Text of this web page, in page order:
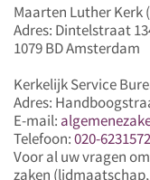
Maarten Luther Kerk
Adres: Dintelstraat
1079 BD Amsterdam
Kerkelijk Service
Adres:
E-mail:
Telefoon:020-6231572
Voor al uw vragen
zaken